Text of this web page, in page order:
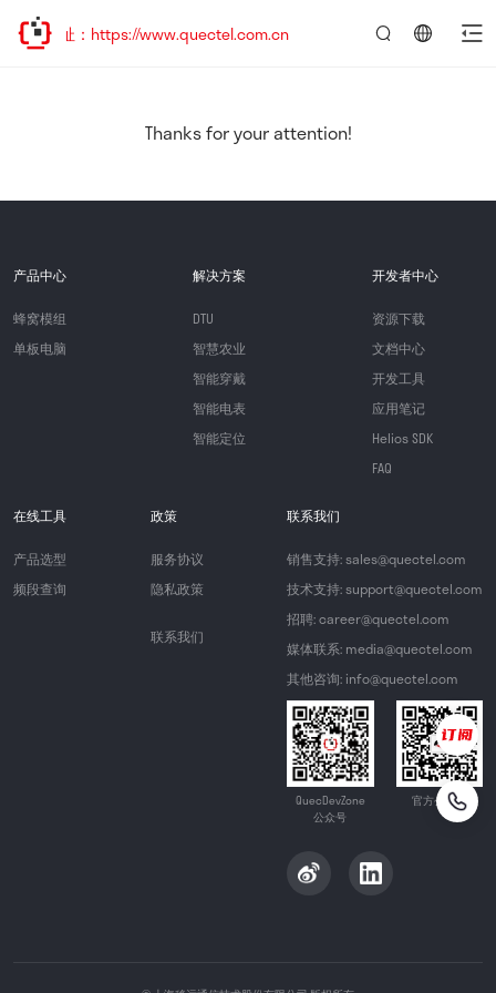
访问新址：https://www.quectel.com.cn
Thanks for your attention!
产品中心
蜂窝模组
单板电脑
解决方案
DTU
智慧农业
智能穿戴
智能电表
智能定位
开发者中心
资源下载
文档中心
开发工具
应用笔记
Helios SDK
FAQ
在线工具
产品选型
频段查询
政策
服务协议
隐私政策
联系我们
联系我们
销售支持: sales@quectel.com
技术支持: support@quectel.com
招聘: career@quectel.com
媒体联系: media@quectel.com
其他咨询: info@quectel.com
QuecDevZone
公众号
官方公众号